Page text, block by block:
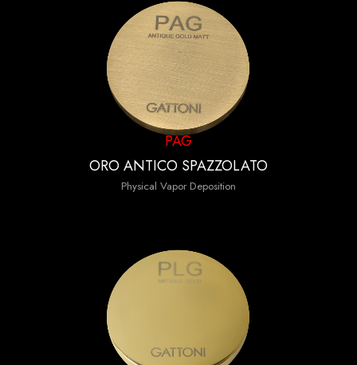
PAG
ORO ANTICO SPAZZOLATO
Physical Vapor Deposition